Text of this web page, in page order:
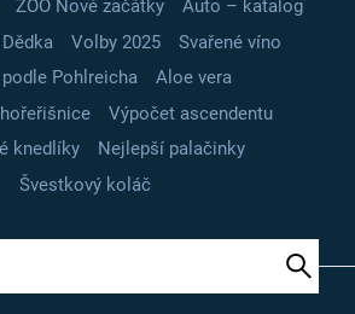
ZOO Nové začátky
Auto – katalog
Volby 2025
Svařené víno
Pohlreicha
Aloe vera
Výpočet ascendentu
knedlíky
Nejlepší palačinky
Švestkový koláč